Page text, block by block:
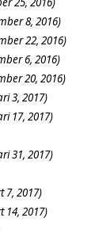
8, 2016)
22, 2016)
6, 2016)
20, 2016)
3, 2017)
17, 2017)
31, 2017)
7, 2017)
14, 2017)